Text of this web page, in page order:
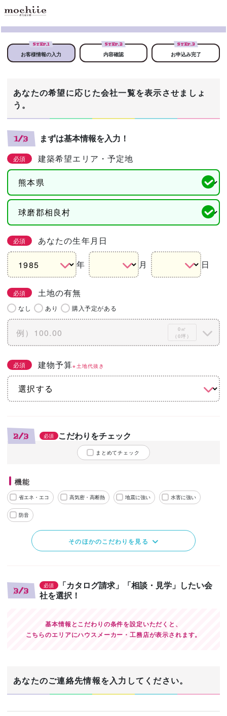
STEP.1
お客様情報の入力
STEP.2
内容確認
STEP.3
お申込み完了
あなたの希望に応じた会社一覧を表示させましょ
う。
1/3 まずは基本情報を入力！
必須 建築希望エリア・予定地
必須 あなたの生年月日
年 月 日
必須 土地の有無
なし あり 購入予定がある
0㎡
（0坪）
必須 建物予算※土地代抜き
2/3 必須 こだわりをチェック
まとめてチェック
機能
省エネ・エコ 高気密・高断熱 地震に強い 水害に強い
防音
そのほかのこだわりを見る
3/3
必須
「カタログ請求」「相談・見学」したい会
社を選択！
基本情報とこだわりの条件を設定いただくと、
こちらのエリアにハウスメーカー・工務店が表示されます。
あなたのご連絡先情報を入力してください。